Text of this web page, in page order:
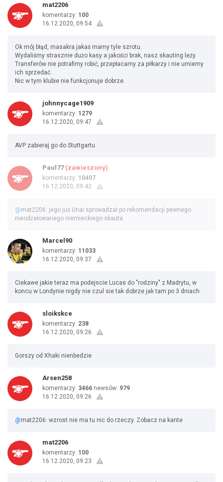
mat2206
komentarzy: 100
16.12.2020, 09:54
Ok mój błąd, masakra jakaś mamy tyle szrotu.
Wydaliśmy strasznie dużo kasy a jakości brak, nasz skauting leży.
Transferów nie potrafimy robić, przepłacamy za piłkarzy i nie umiemy
ich sprzedać.
Nic w tym klubie nie funkcjonuje dobrze.
johnnycage1909
komentarzy: 1279
16.12.2020, 09:47
AVP zabieraj go do Stuttgartu
Paul77 (zawieszony)
komentarzy: 10407
16.12.2020, 09:42
@mat2206: jego już Unai sprowadzał po rekomendacji pewnego
nieodżałowanego niemieckiego skauta.
Marcel90
komentarzy: 11033
16.12.2020, 09:37
Ciekawe jakie teraz ma podejscie Lucas do "rodziny" z Madrytu, w
koncu w Londynie nigdy nie czul sie tak dobrze jak tam po 3 dniach
sloikskce
komentarzy: 238
16.12.2020, 09:26
Gorszy od Xhaki nienbedzie
Arsen258
komentarzy: 3466 newsów: 979
16.12.2020, 09:26
@mat2206: wzrost nie ma tu nic do rzeczy. Zobacz na kante
mat2206
komentarzy: 100
16.12.2020, 09:23